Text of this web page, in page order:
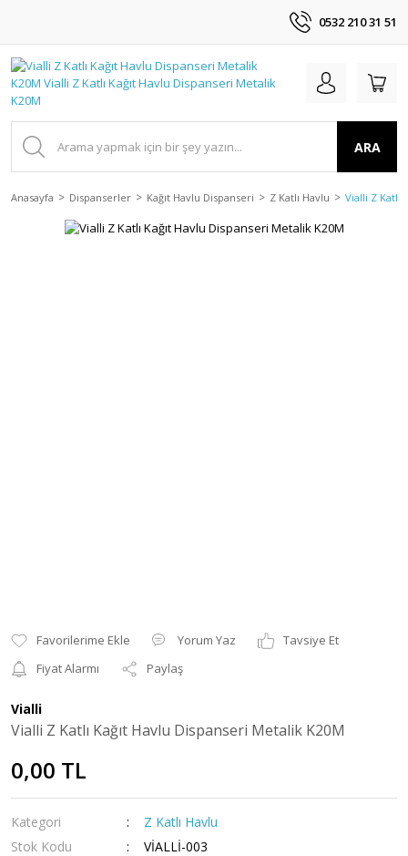
0532 210 31 51
ARA
Anasayfa Dispanserler Kağıt Havlu Dispanseri Z Katlı Havlu Vialli Z Katlı
Yorum Yaz
Tavsiye Et
Fiyat Alarmı
Paylaş
Vialli
Vialli Z Katlı Kağıt Havlu Dispanseri Metalik K20M
0,00 TL
Kategori
Z Katlı Havlu
Stok Kodu
VİALLİ-003